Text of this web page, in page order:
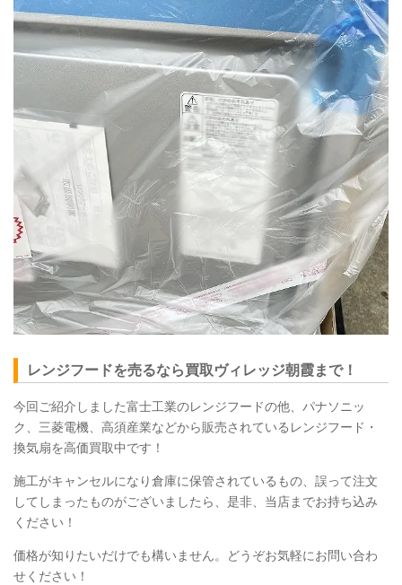
レンジフードを売るなら買取ヴィレッジ朝霞まで！
今回ご紹介しました富士工業のレンジフードの他、パナソニッ
ク、三菱電機、高須産業などから販売されているレンジフード・
換気扇を高価買取中です！
施工がキャンセルになり倉庫に保管されているもの、誤って注文
してしまったものがございましたら、是非、当店までお持ち込み
ください！
価格が知りたいだけでも構いません。どうぞお気軽にお問い合わ
せください！